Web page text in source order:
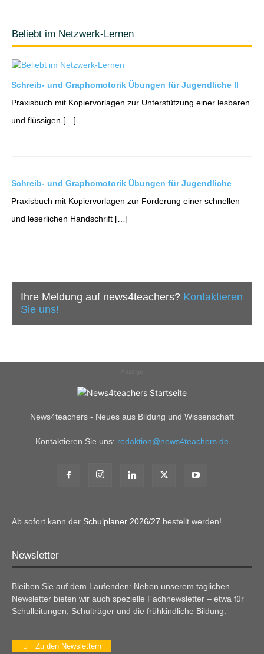
Beliebt im Netzwerk-Lernen
Schreib- und Graphomotorik Übungen für Jugendliche II
Praxisbuch mit Kopiervorlagen zur Unterstützung einer lesbaren
und flüssigen […]
Schreib- und Graphomotorik Übungen für Jugendliche
Praxisbuch mit Kopiervorlagen zur Förderung einer schnellen
und leserlichen Handschrift […]
Ihre Meldung auf news4teachers? Kontaktieren
Sie uns!
News4teachers - Neues aus Bildung und Wissenschaft
Kontaktieren Sie uns: redaktion@news4teachers.de
Ab sofort kann der Schulplaner 2026/27 bestellt werden!
Newsletter
Bleiben Sie auf dem Laufenden: Neben unserem täglichen
Newsletter bieten wir auch spezielle Fachnewsletter – etwa für
Schulleitungen, Schulträger und die frühkindliche Bildung.
Zu den Newslettern